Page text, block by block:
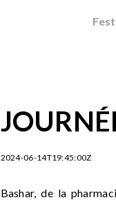
2024-06-14T19:45:00Z
Bashar, de la